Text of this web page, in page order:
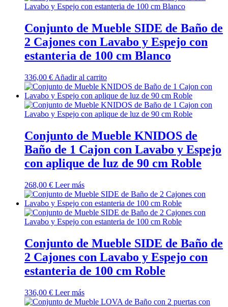
Conjunto de Mueble SIDE de Baño de
2 Cajones con Lavabo y Espejo con
estanteria de 100 cm Blanco
336,00 € Añadir al carrito
Conjunto de Mueble KNIDOS de
Baño de 1 Cajon con Lavabo y Espejo
con aplique de luz de 90 cm Roble
268,00 € Leer más
Conjunto de Mueble SIDE de Baño de
2 Cajones con Lavabo y Espejo con
estanteria de 100 cm Roble
336,00 € Leer más